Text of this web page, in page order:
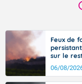
Feux de
sur le
06/08/